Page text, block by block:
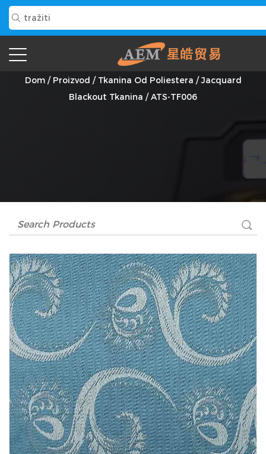
ATS-TF006 Dobavljač
Dom/ Proizvod / Tkanina Od Poliestera /Jacquard
Blackout Tkanina /ATS-TF006